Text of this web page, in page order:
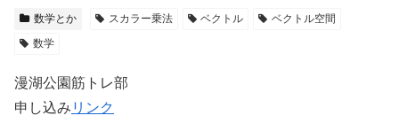
数学とか スカラー乗法 ベクトル
ベクトル空間
数学
漫湖公園筋トレ部
申し込み リンク